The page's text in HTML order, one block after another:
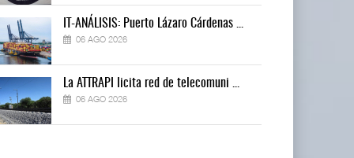
IT-ANÁLISIS: Puerto Lázaro Cárdenas ...
06 AGO 2026
La ATTRAPI licita red de telecomuni ...
06 AGO 2026